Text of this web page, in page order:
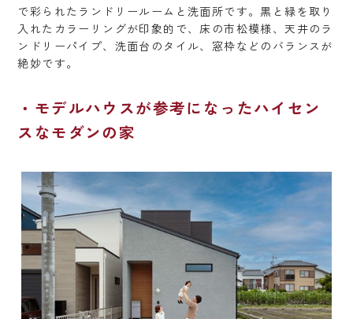
で彩られたランドリールームと洗面所です。黒と緑を取り
入れたカラーリングが印象的で、床の市松模様、天井のラ
ンドリーパイプ、洗面台のタイル、窓枠などのバランスが
絶妙です。
モデルハウスが参考になったハイセン
スなモダンの家